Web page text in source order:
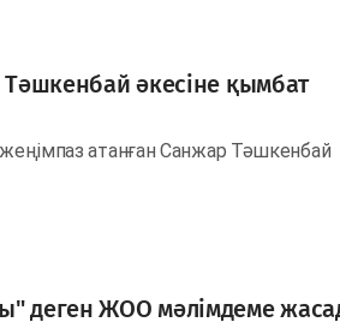
әкесіне қымбат
атанған Санжар Тәшкенбай
деген ЖОО мәлімдеме